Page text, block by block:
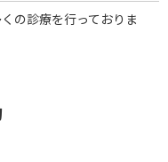
の診療を行っておりま